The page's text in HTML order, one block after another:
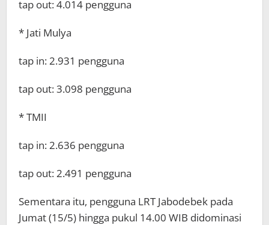
tap out: 4.014 pengguna
* Jati Mulya
tap in: 2.931 pengguna
tap out: 3.098 pengguna
* TMII
tap in: 2.636 pengguna
tap out: 2.491 pengguna
Sementara itu, pengguna LRT Jabodebek pada
Jumat (15/5) hingga pukul 14.00 WIB didominasi